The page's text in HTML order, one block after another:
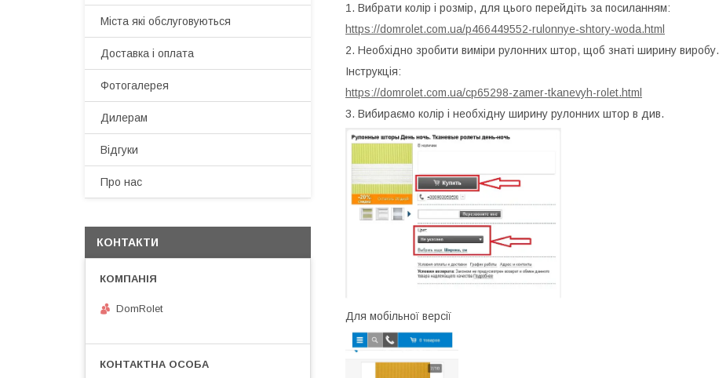
1. Вибрати колір і розмір, для цього перейдіть за посиланням:
https://domrolet.com.ua/p466449552-rulonnye-shtory-woda.html
2. Необхідно зробити виміри рулонних штор, щоб знаті ширину виробу.
Інструкція:
https://domrolet.com.ua/cp65298-zamer-tkanevyh-rolet.html
3. Вибираємо колір і необхідну ширину рулонних штор в див.
Для мобільної версії
Міста які обслуговуються
Доставка і оплата
Фотогалерея
Дилерам
Відгуки
Про нас
КОНТАКТИ
DomRolet